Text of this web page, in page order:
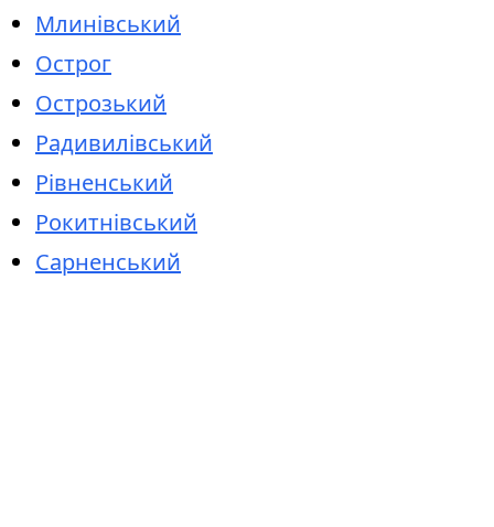
Млинівський
Острог
Острозький
Радивилівський
Рівненський
Рокитнівський
Сарненський